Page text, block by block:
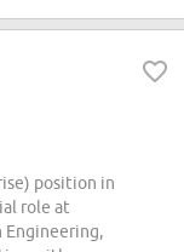
position in
role at
Engineering,